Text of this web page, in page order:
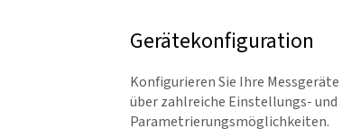
Gerätekonfiguration
Konfigurieren Sie Ihre Messgeräte
über zahlreiche Einstellungs- und
Parametrierungsmöglichkeiten.